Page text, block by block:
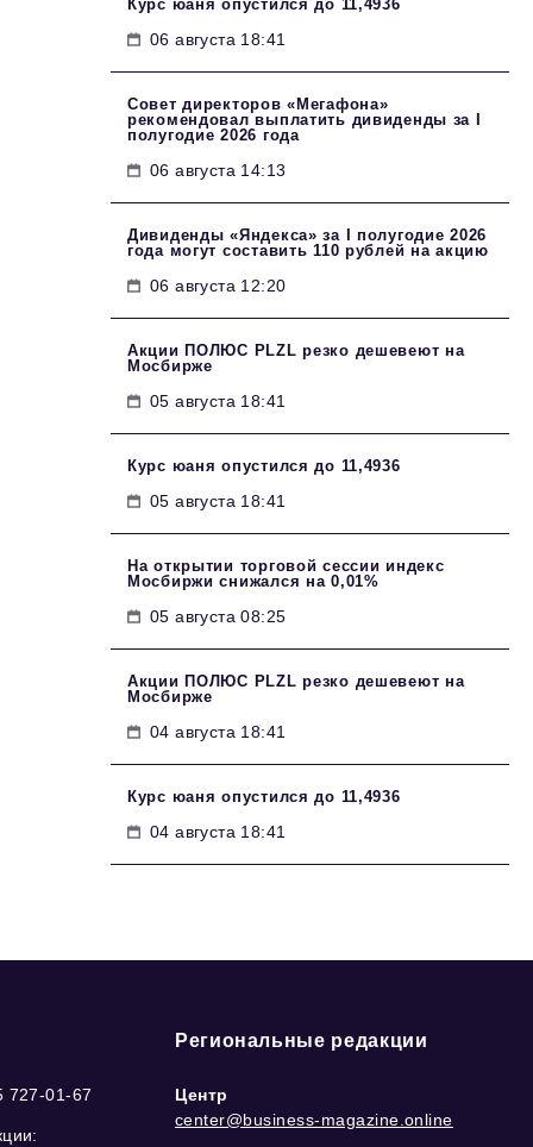
Курс юаня опустился до 11,4936
06 августа 18:41
Совет директоров «Мегафона»
рекомендовал выплатить дивиденды за I
полугодие 2026 года
06 августа 14:13
Дивиденды «Яндекса» за I полугодие 2026
года могут составить 110 рублей на акцию
06 августа 12:20
Акции ПОЛЮС PLZL резко дешевеют на
Мосбирже
05 августа 18:41
Курс юаня опустился до 11,4936
05 августа 18:41
На открытии торговой сессии индекс
Мосбиржи снижался на 0,01%
05 августа 08:25
Акции ПОЛЮС PLZL резко дешевеют на
Мосбирже
04 августа 18:41
Курс юаня опустился до 11,4936
04 августа 18:41
727-01-67
Региональные редакции
Центр
center@business-magazine.online